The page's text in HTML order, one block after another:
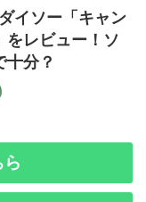
イソー「キャン
をレビュー！ソ
十分？